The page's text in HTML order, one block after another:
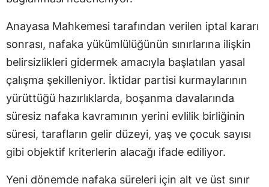
Anayasa Mahkemesi tarafından verilen iptal kararı
sonrası, nafaka yükümlülüğünün sınırlarına ilişkin
belirsizlikleri gidermek amacıyla başlatılan yasal
çalışma şekilleniyor. İktidar partisi kurmaylarının
yürüttüğü hazırlıklarda, boşanma davalarında
süresiz nafaka kavramının yerini evlilik birliğinin
süresi, tarafların gelir düzeyi, yaş ve çocuk sayısı
gibi objektif kriterlerin alacağı ifade ediliyor.
Yeni dönemde nafaka süreleri için alt ve üst sınır